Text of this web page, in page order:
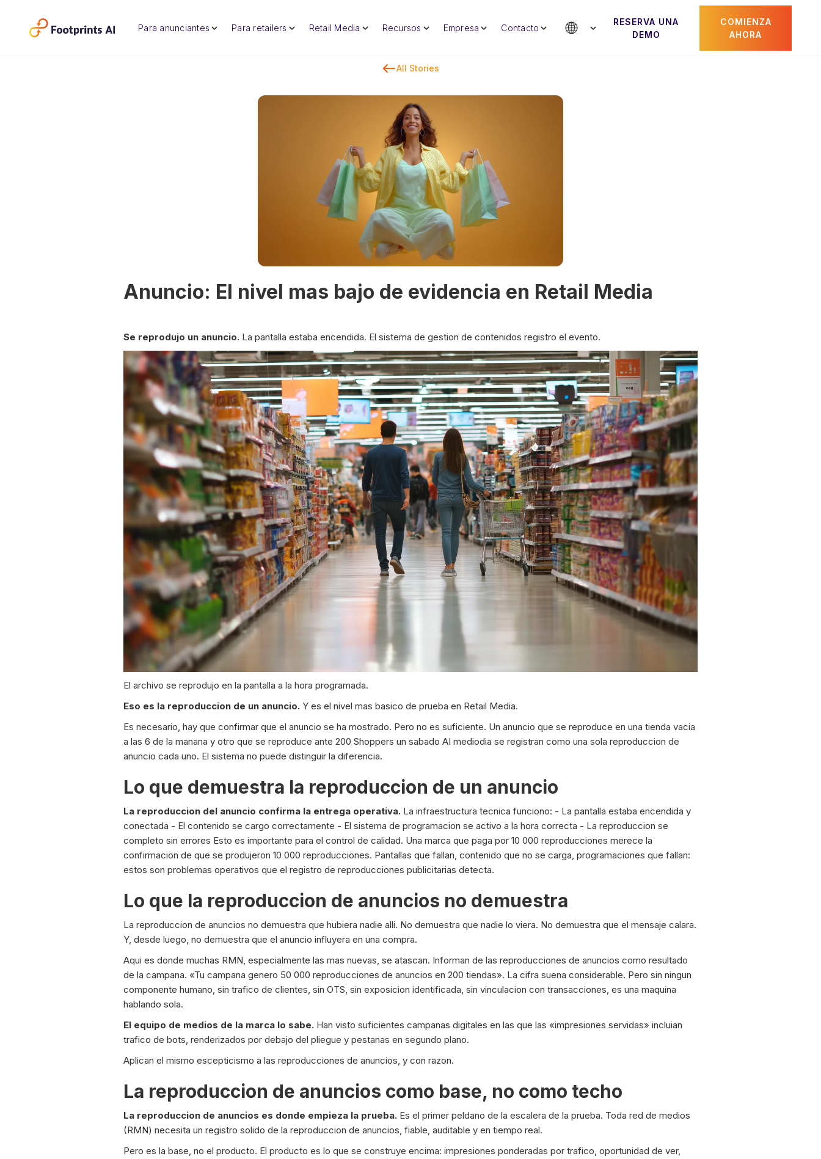
Para anunciantes Para retailers Retail Media Recursos Empresa Contacto
RESERVA UNA
DEMO
COMIENZA
AHORA
All Stories
Anuncio: El nivel mas bajo de evidencia en Retail Media
Se reprodujo un anuncio. La pantalla estaba encendida. El sistema de gestion de contenidos registro el evento.
El archivo se reprodujo en la pantalla a la hora programada.
Eso es la reproduccion de un anuncio. Y es el nivel mas basico de prueba en Retail Media.
Es necesario, hay que confirmar que el anuncio se ha mostrado. Pero no es suficiente. Un anuncio que se reproduce en una tienda vacia
a las 6 de la manana y otro que se reproduce ante 200 Shoppers un sabado AI mediodia se registran como una sola reproduccion de
anuncio cada uno. El sistema no puede distinguir la diferencia.
Lo que demuestra la reproduccion de un anuncio
La reproduccion del anuncio confirma la entrega operativa. La infraestructura tecnica funciono: - La pantalla estaba encendida y
conectada - El contenido se cargo correctamente - El sistema de programacion se activo a la hora correcta - La reproduccion se
completo sin errores Esto es importante para el control de calidad. Una marca que paga por 10 000 reproducciones merece la
confirmacion de que se produjeron 10 000 reproducciones. Pantallas que fallan, contenido que no se carga, programaciones que fallan:
estos son problemas operativos que el registro de reproducciones publicitarias detecta.
Lo que la reproduccion de anuncios no demuestra
La reproduccion de anuncios no demuestra que hubiera nadie alli. No demuestra que nadie lo viera. No demuestra que el mensaje calara.
Y, desde luego, no demuestra que el anuncio influyera en una compra.
Aqui es donde muchas RMN, especialmente las mas nuevas, se atascan. Informan de las reproducciones de anuncios como resultado
de la campana. «Tu campana genero 50 000 reproducciones de anuncios en 200 tiendas». La cifra suena considerable. Pero sin ningun
componente humano, sin trafico de clientes, sin OTS, sin exposicion identificada, sin vinculacion con transacciones, es una maquina
hablando sola.
El equipo de medios de la marca lo sabe. Han visto suficientes campanas digitales en las que las «impresiones servidas» incluian
trafico de bots, renderizados por debajo del pliegue y pestanas en segundo plano.
Aplican el mismo escepticismo a las reproducciones de anuncios, y con razon.
La reproduccion de anuncios como base, no como techo
La reproduccion de anuncios es donde empieza la prueba. Es el primer peldano de la escalera de la prueba. Toda red de medios
(RMN) necesita un registro solido de la reproduccion de anuncios, fiable, auditable y en tiempo real.
Pero es la base, no el producto. El producto es lo que se construye encima: impresiones ponderadas por trafico, oportunidad de ver,